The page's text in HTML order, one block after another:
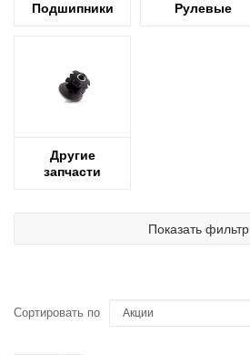
Подшипники Рулевые
Другие
запчасти
Показать фильтр
Сортировать по